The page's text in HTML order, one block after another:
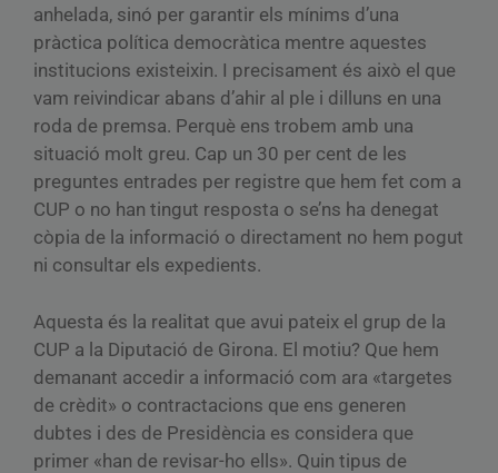
anhelada, sinó per garantir els mínims d’una
pràctica política democràtica mentre aquestes
institucions existeixin. I precisament és això el que
vam reivindicar abans d’ahir al ple i dilluns en una
roda de premsa. Perquè ens trobem amb una
situació molt greu. Cap un 30 per cent de les
preguntes entrades per registre que hem fet com a
CUP o no han tingut resposta o se’ns ha denegat
còpia de la informació o directament no hem pogut
ni consultar els expedients.
Aquesta és la realitat que avui pateix el grup de la
CUP a la Diputació de Girona. El motiu? Que hem
demanant accedir a informació com ara «targetes
de crèdit» o contractacions que ens generen
dubtes i des de Presidència es considera que
primer «han de revisar-ho ells». Quin tipus de